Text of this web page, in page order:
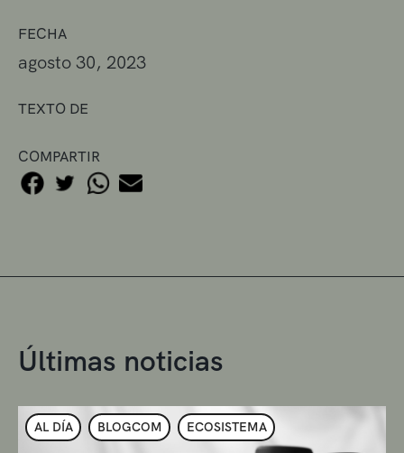
FECHA
agosto 30, 2023
TEXTO DE
COMPARTIR
Últimas noticias
AL DÍA BLOGCOM ECOSISTEMA